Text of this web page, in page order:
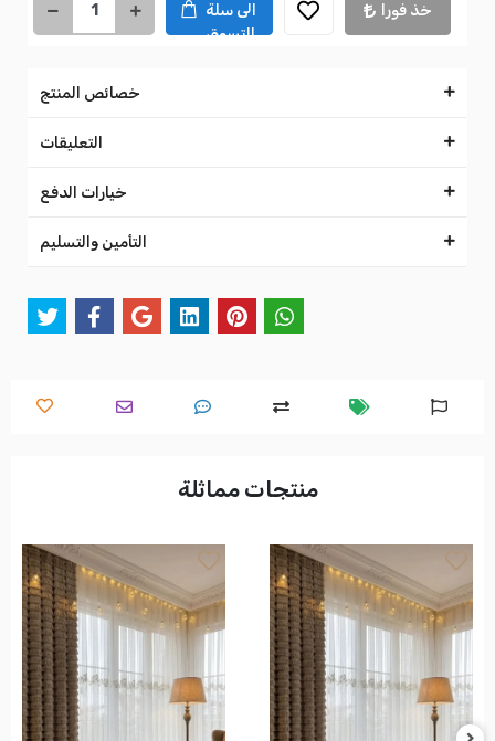
الى سلة
التسوق
خذ فورا
خصائص المنتج
التعليقات
خيارات الدفع
التأمين والتسليم
منتجات مماثلة